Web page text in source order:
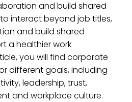
and build shared
interact beyond job titles,
and build shared
a healthier work
you will find corporate
different goals, including
leadership, trust,
and workplace culture.